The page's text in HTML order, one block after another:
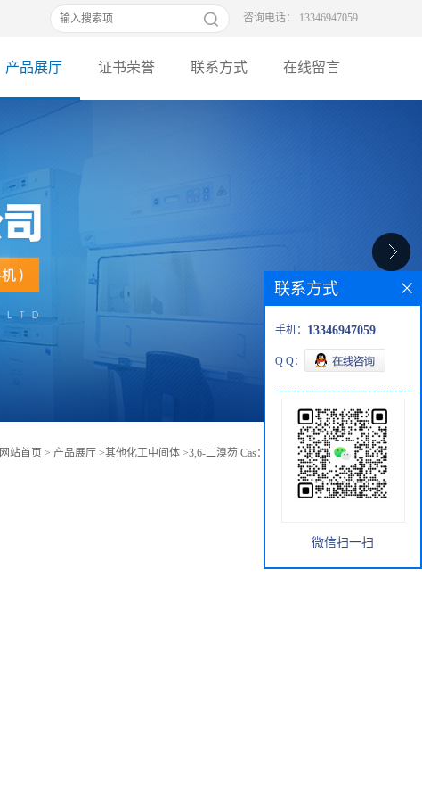
咨询电话： 13346947059
产品展厅 证书荣誉 联系方式 在线留言
网站首页 > 产品展厅 >其他化工中间体 >3,6-二溴芴 Cas： 500901-89-3 直供
联系方式
手机： 13346947059
Q Q：
微信扫一扫